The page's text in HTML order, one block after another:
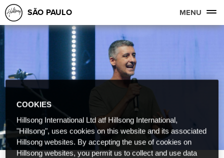
SÃO PAULO MENU
COOKIES
Hillsong International Ltd atf Hillsong International,
"Hillsong", uses cookies on this website and its associated
Hillsong websites. By accepting the use of cookies on
Hillsong websites, you permit us to collect and use data